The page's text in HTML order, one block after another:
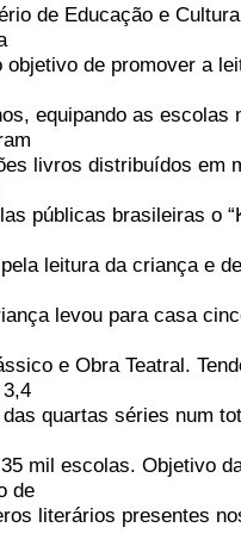
de Educação e
de promover a
equipando as
livros distribuídos em
públicas brasileiras o
leitura da criança e
levou para casa
e Obra Teatral.
quartas séries num
mil escolas. Objetivo
de
literários presentes